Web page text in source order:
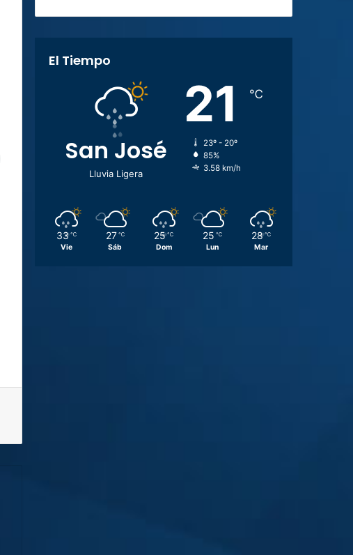
El Tiempo
San José
Lluvia Ligera
21 ℃
23º - 20º
85%
3.58 km/h
33 ℃
Vie
27 ℃
Sáb
25 ℃
Dom
25 ℃
Lun
28 ℃
Mar